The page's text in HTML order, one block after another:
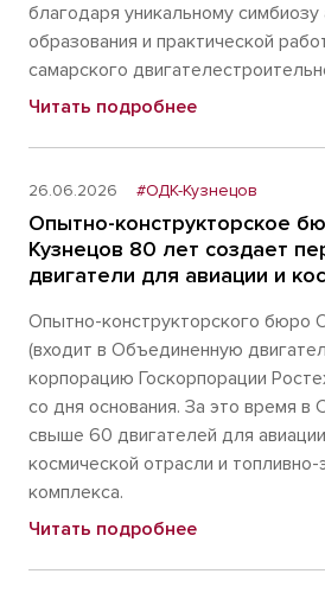
благодаря уникальному
образования и практической
самарского
Читать подробнее
26.06.2026 #ОДК-Кузнецов
Опытно-конструкторское
Кузнецов 80 лет создает
двигатели для авиации и
Опытно-конструкторского бюро
(входит в Объединенную
корпорацию Госкорпорации
со дня основания. За это время в
свыше 60 двигателей для
космической отрасли и топливно-
комплекса.
Читать подробнее